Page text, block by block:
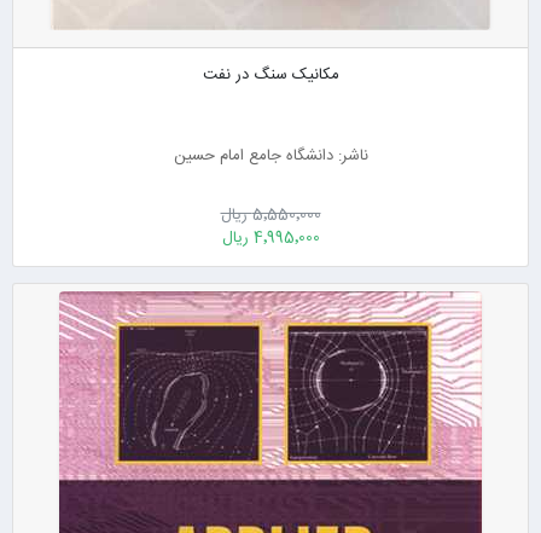
مکانیک سنگ در نفت
ناشر: دانشگاه جامع امام حسین
5٬550٬000 ریال
4٬995٬000 ریال